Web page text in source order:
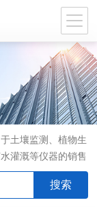
土壤监测、植物生
灌溉等仪器的销售